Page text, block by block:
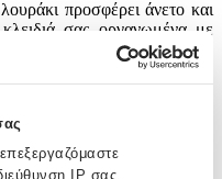
επεξεργαζόμαστε
IP σας,
προσφέρει άνετο και
σας οργανωμένα με